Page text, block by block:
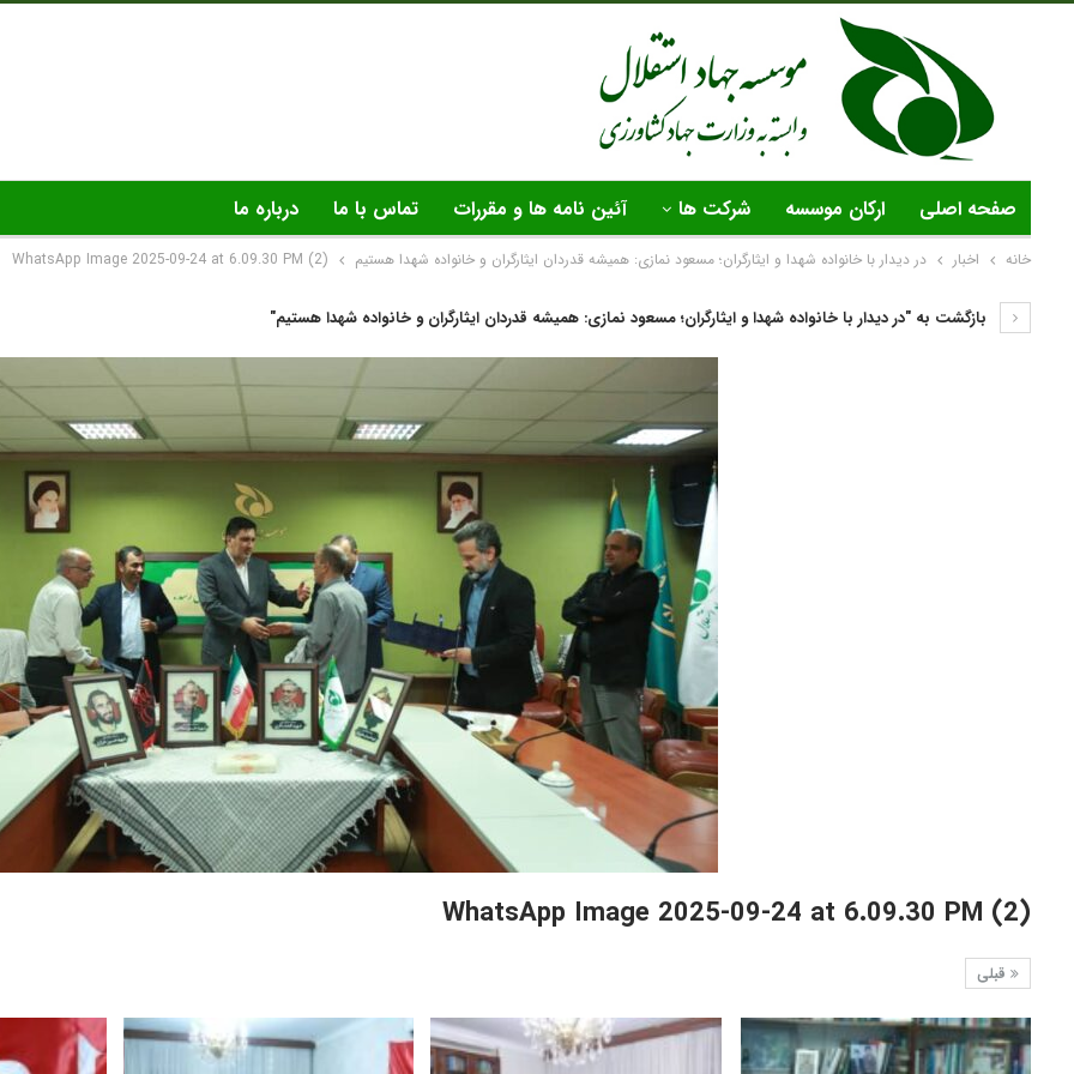
صفحه اصلی ارکان موسسه شرکت ها آئین نامه ها و مقررات تماس با ما درباره ما
خانه اخبار در دیدار با خانواده شهدا و ایثارگران؛ مسعود نمازی: همیشه قدردان ایثارگران و خانواده شهدا هستیم WhatsApp Image 2025-09-24 at 6.09.30 PM (2)
بازگشت به "در دیدار با خانواده شهدا و ایثارگران؛ مسعود نمازی: همیشه قدردان ایثارگران و خانواده شهدا هستیم"
WhatsApp Image 2025-09-24 at 6.09.30 PM (2)
قبلی